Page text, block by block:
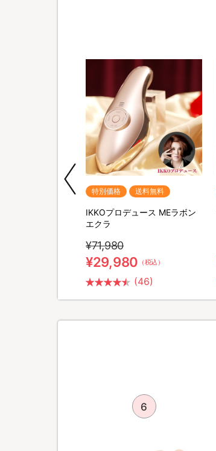
特別価格 送料無料
IKKOプロデュース MEラボン
エクラ
¥71,980
¥29,980 （税込）
(46)
6